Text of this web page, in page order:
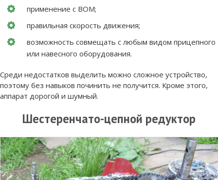
применение с ВОМ;
правильная скорость движения;
возможность совмещать с любым видом прицепного
или навесного оборудования.
Среди недостатков выделить можно сложное устройство,
поэтому без навыков починить не получится. Кроме этого,
аппарат дорогой и шумный.
Шестеренчато-цепной редуктор